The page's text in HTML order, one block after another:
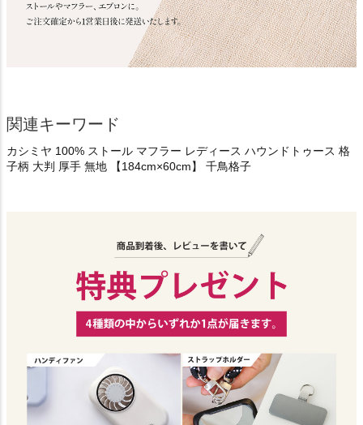
関連キーワード
カシミヤ 100% ストール マフラー レディース ハウンドトゥース 格
子柄 大判 厚手 無地 【184cm×60cm】 千鳥格子